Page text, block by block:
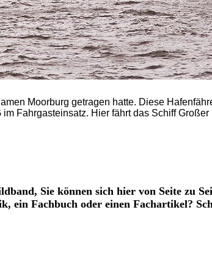
Moorburg getragen hatte. Diese
Fahrgasteinsatz. Hier fährt das Schiff Großer
Sie können sich hier von Seite zu
ein Fachbuch oder einen Fachartikel?